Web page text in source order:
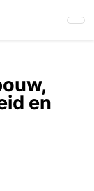
en